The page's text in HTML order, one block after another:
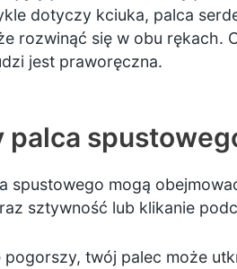
dotyczy kciuka, palca
rozwinąć się w obu rękach.
jest praworęczna.
palca
spustowego mogą
sztywność lub klikanie
pogorszy, twój palec może